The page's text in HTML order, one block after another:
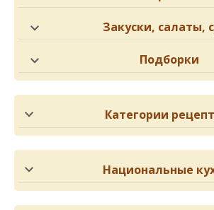
Закуски, салаты,
Подборки
Категории
Национальные